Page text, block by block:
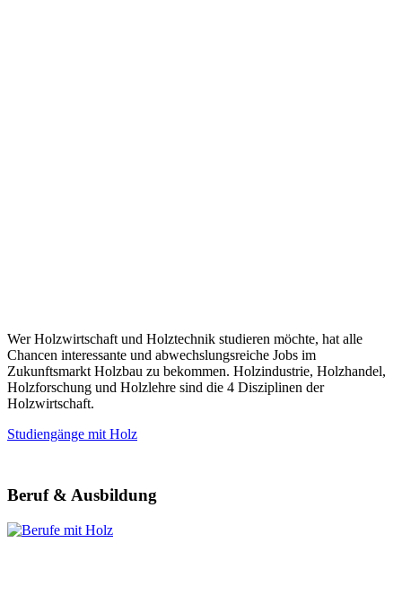
Wer Holzwirtschaft und Holztechnik studieren möchte, hat alle
Chancen interessante und abwechslungsreiche Jobs im
Zukunftsmarkt Holzbau zu bekommen. Holzindustrie, Holzhandel,
Holzforschung und Holzlehre sind die 4 Disziplinen der
Holzwirtschaft.
Studiengänge mit Holz
Beruf & Ausbildung